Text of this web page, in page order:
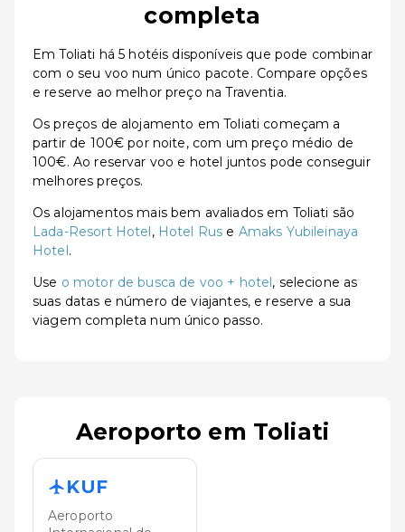
completa
Em Toliati há 5 hotéis disponíveis que pode combinar
com o seu voo num único pacote. Compare opções
e reserve ao melhor preço na Traventia.
Os preços de alojamento em Toliati começam a
partir de 100€ por noite, com um preço médio de
100€. Ao reservar voo e hotel juntos pode conseguir
melhores preços.
Os alojamentos mais bem avaliados em Toliati são
Lada-Resort Hotel, Hotel Rus e Amaks Yubileinaya
Hotel.
Use o motor de busca de voo + hotel, selecione as
suas datas e número de viajantes, e reserve a sua
viagem completa num único passo.
Aeroporto em Toliati
KUF
Aeroporto